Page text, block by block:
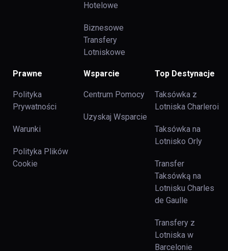
Hotelowe
Biznesowe
Transfery
Lotniskowe
Prawne
Polityka
Prywatności
Warunki
Polityka Plików
Cookie
Wsparcie
Centrum Pomocy
Uzyskaj Wsparcie
Top Destynacje
Taksówka z
Lotniska Charleroi
Taksówka na
Lotnisko Orly
Transfer
Taksówką na
Lotnisku Charles
de Gaulle
Transfery z
Lotniska w
Barcelonie